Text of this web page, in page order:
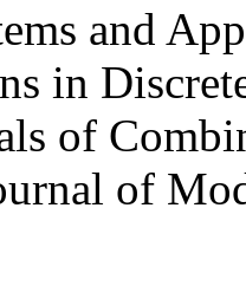
and
in
of
of